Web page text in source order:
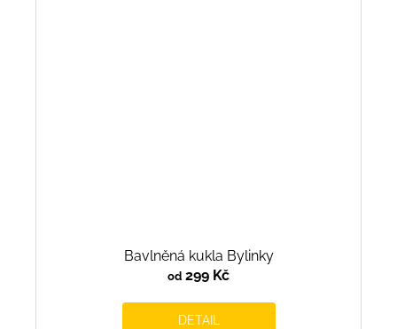
Bavlněná kukla Bylinky
od 299 Kč
DETAIL